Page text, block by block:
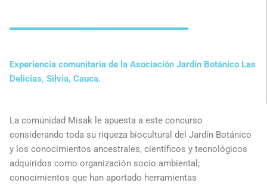
Experiencia comunitaria de la Asociación Jardín Botánico Las
Delicias, Silvia, Cauca.
La comunidad Misak le apuesta a este concurso
considerando toda su riqueza biocultural del Jardín Botánico
y los conocimientos ancestrales, científicos y tecnológicos
adquiridos como organización socio ambiental;
conocimientos que han aportado herramientas